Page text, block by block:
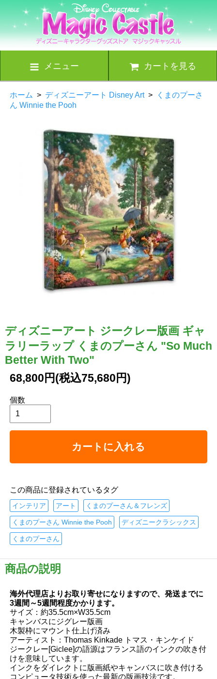
メニュー カートを見る
ホーム > ディズニーアート Disney Art>
くまのプーさ
ん Winnie the Pooh
ディズニーアート ジークレー版画 ギャ
ラリーラップ くまのプーさん "So Much
Better With Two"
68,800円(税込75,680円)
個数
カートに入れる
この商品に登録されているタグ
インテリア アート くまのプーさん＆フレンズ
くまのプーさん Winnie the Pooh ディズニークラシックス
くまのプーさん
商品の説明
海外代理店よりお取り寄せになりますので、発送までに
3週間～5週間程度かかります。
サイズ：約35.5cm×W35.5cm
キャンバスにジグレー版画
木製枠にマウント仕上げ済み
アーティスト：Thomas Kinkade トマス・キンケイド
ジークレー[Giclee]の語源はフランス語のインクの吹き付
けを意味しています。
インクをダイレクトに版画紙やキャンバスに吹き付ける
コンピュータ技術を使った最新の版画技法です。